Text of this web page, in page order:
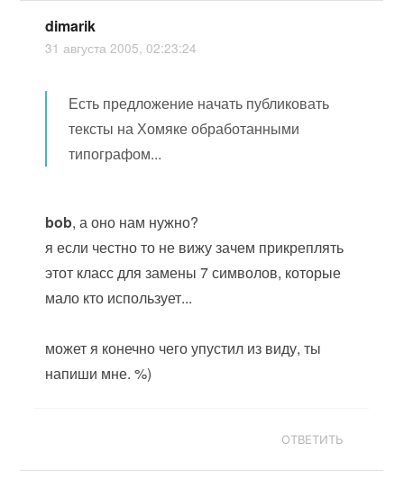
dimarik
31 августа 2005, 02:23:24
Есть предложение начать публиковать
тексты на Хомяке обработанными
типографом...
bob, а оно нам нужно?
я если честно то не вижу зачем прикреплять
этот класс для замены 7 символов, которые
мало кто использует...
может я конечно чего упустил из виду, ты
напиши мне. %)
ОТВЕТИТЬ